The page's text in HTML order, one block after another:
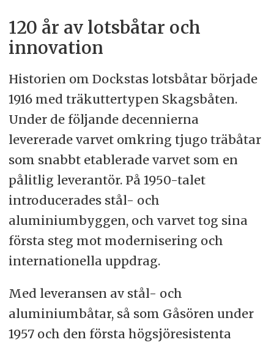
120 år av lotsbåtar och
innovation
Historien om Dockstas lotsbåtar började
1916 med träkuttertypen Skagsbåten.
Under de följande decennierna
levererade varvet omkring tjugo träbåtar
som snabbt etablerade varvet som en
pålitlig leverantör. På 1950-talet
introducerades stål- och
aluminiumbyggen, och varvet tog sina
första steg mot modernisering och
internationella uppdrag.
Med leveransen av stål- och
aluminiumbåtar, så som Gåsören under
1957 och den första högsjöresistenta